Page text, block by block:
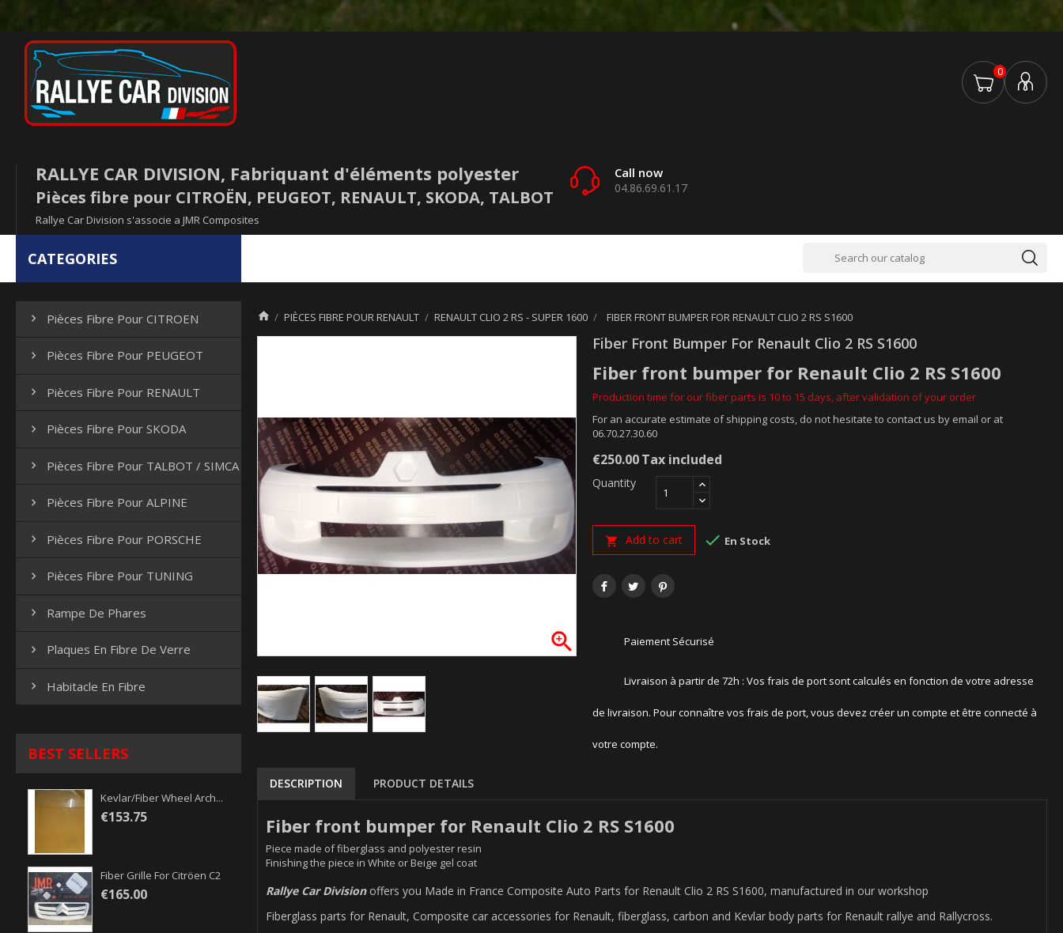
RALLYE CAR DIVISION, Fabriquant d'éléments polyester
Pièces fibre pour CITROËN, PEUGEOT, RENAULT, SKODA, TALBOT
Rallye Car Division s'associe a JMR Composites
Call now
04.86.69.61.17
0
CATEGORIES
 Pièces Fibre Pour CITROEN
 Pièces Fibre Pour PEUGEOT
 Pièces Fibre Pour RENAULT
 Pièces Fibre Pour SKODA
 Pièces Fibre Pour TALBOT / SIMCA
 Pièces Fibre Pour ALPINE
 Pièces Fibre Pour PORSCHE
 Pièces Fibre Pour TUNING
 Rampe De Phares
 Plaques En Fibre De Verre
 Habitacle En Fibre
BEST SELLERS
Kevlar/fiber Wheel Arch...
€153.75
Fiber Grille For Citröen C2
€165.00
 PIÈCES FIBRE POUR RENAULT RENAULT CLIO 2 RS - SUPER 1600 FIBER FRONT BUMPER FOR RENAULT CLIO 2 RS S1600

Fiber Front Bumper For Renault Clio 2 RS S1600
Fiber front bumper for Renault Clio 2 RS S1600
Production time for our fiber parts is 10 to 15 days, after validation of your order
For an accurate estimate of shipping costs, do not hesitate to contact us by email or at
06.70.27.30.60
€250.00Tax included
Quantity
 Add to cart  En Stock
Paiement Sécurisé
Livraison à partir de 72h : Vos frais de port sont calculés en fonction de votre adresse
de livraison. Pour connaître vos frais de port, vous devez créer un compte et être connecté à
votre compte.
DESCRIPTION PRODUCT DETAILS
Fiber front bumper for Renault Clio 2 RS S1600
Piece made of fiberglass and polyester resin
Finishing the piece in White or Beige gel coat
Rallye Car Divisionoffers you Made in France Composite Auto Parts for Renault Clio 2 RS S1600, manufactured in our workshop
Fiberglass parts for Renault, Composite car accessories for Renault, fiberglass, carbon and Kevlar body parts for Renault rallye and Rallycross.